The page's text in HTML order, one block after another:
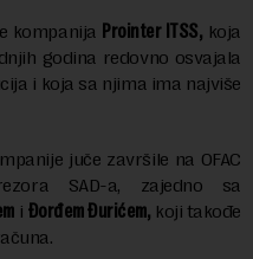
kompanija Prointer ITSS, koja
godina redovno osvajala
i koja sa njima ima najviše
juče završile na OFAC
SAD-a, zajedno sa
i Đorđem Đurićem, koji takođe